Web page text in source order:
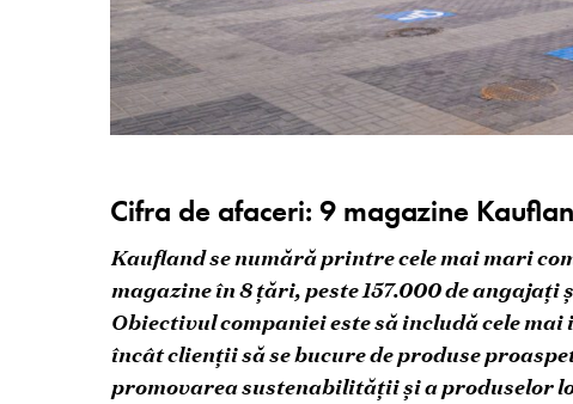
Cifra de afaceri: 9 magazine
Kaufland se numără printre cele mai mari
magazine în 8 țări, peste 157.000 de angajați
Obiectivul companiei este să includă cele
încât clienții să se bucure de produse
promovarea sustenabilității și a produselor